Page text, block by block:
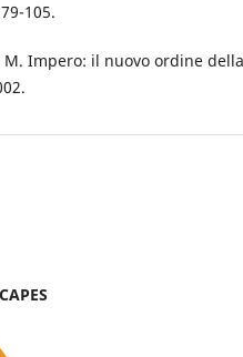
105.
M. Impero: il nuovo ordine